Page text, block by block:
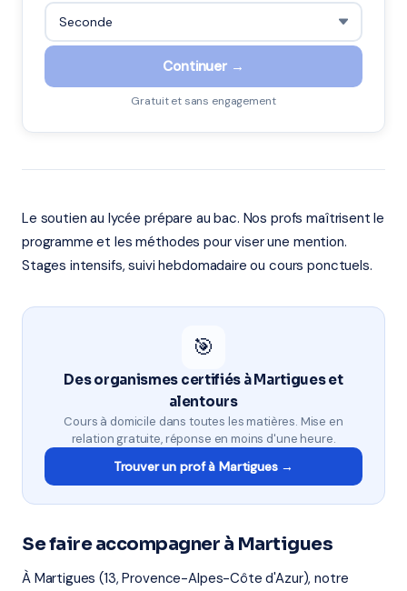
Continuer →
Gratuit et sans engagement
Le soutien au lycée prépare au bac. Nos profs maîtrisent le
programme et les méthodes pour viser une mention.
Stages intensifs, suivi hebdomadaire ou cours ponctuels.
🎯
Des organismes certifiés à Martigues et
alentours
Cours à domicile dans toutes les matières. Mise en
relation gratuite, réponse en moins d'une heure.
Trouver un prof à Martigues →
Se faire accompagner à Martigues
À Martigues (13, Provence-Alpes-Côte d'Azur), notre